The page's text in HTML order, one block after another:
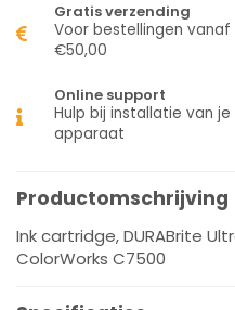
Gratis verzending
Voor bestellingen vanaf
€50,00
Online support
Hulp bij installatie van je
apparaat
Productomschrijving
Ink cartridge, DURABrite
ColorWorks C7500